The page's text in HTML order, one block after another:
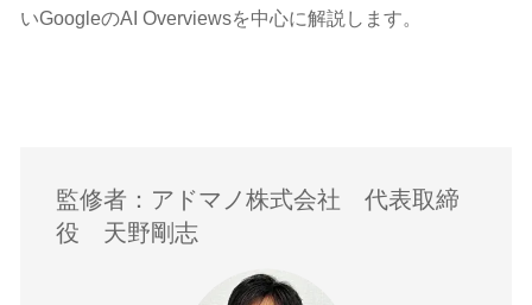
いGoogleのAI Overviewsを中心に解説します。
監修者：アドマノ株式会社 代表取締
役 天野剛志